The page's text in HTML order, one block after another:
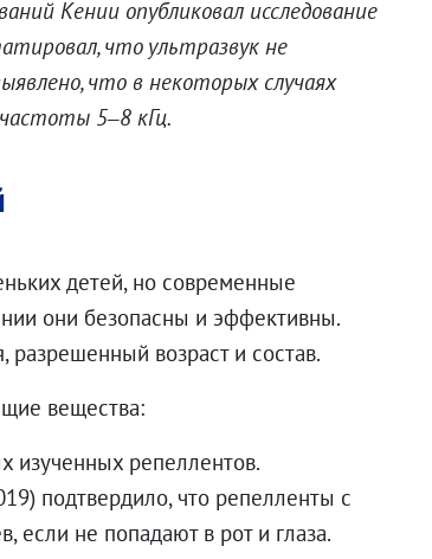
Кении опубликовал исследование
что ультразвук не
что в некоторых случаях
5–8 кГц.
детей, но современные
они безопасны и эффективны.
разрешенный возраст и состав.
вещества:
изученных репеллентов.
подтвердило, что репелленты с
если не попадают в рот и глаза.